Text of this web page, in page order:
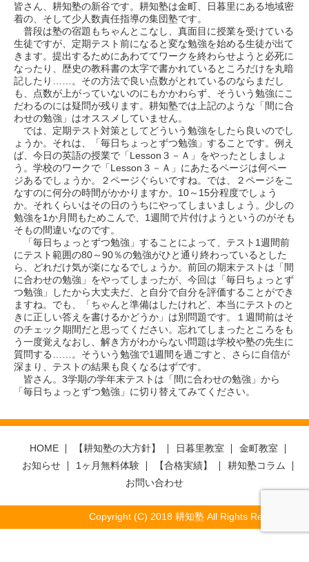
皆さん、耕知塾の新谷です。耕知塾は金町、日暮里にある地域密
着の、そして少人数責任指導の集団塾です。
普段は塾の宿題もちゃんとこなし、真面目に授業を受けている
生徒ですが、定期テスト前になると変な勉強を始める生徒が出て
きます。提出するためにあわててワークを終わらせようと必死に
なったり、歴史の教科書の太字で書かれているところだけを丸暗
記したり……。その方法で良い点数がとれているのならまだし
も、点数が上がっていないのにもかかわらず、そういう勉強にこ
だわるのには疑問が残ります。耕知塾では上記のような「間に合
わせの勉強」はオススメしていません。
では、定期テスト対策としてどういう勉強をしたら良いのでし
ょうか。それは、「毎日ちょっとずつ勉強」することです。例え
ば、今日の英語の授業で「Lesson３－Ａ」をやったとしましょ
う。学校のワークで「Lesson３－Ａ」にあたるページは何ペー
ジあるでしょうか。２ページぐらいですね。では、２ページをこ
なすのに何分の時間がかかりますか。10～15分程度でしょう
か。それくらいはその日のうちにやってしまいましょう。少しの
勉強を1か月間もためこんで、1週間で片付けようというのがそも
そもの間違いなのです。
「毎日ちょっとずつ勉強」することによって、テスト1週間前
にテスト範囲の80～90％の勉強がひと通り終わっているとした
ら、どれだけ気が楽になるでしょうか。前回の期末テストは「間
に合わせの勉強」をやってしまったが、今回は「毎日ちょっとず
つ勉強」したから大丈夫だ、と自分で自分を評価することができ
ますね。でも、「ちゃんと準備はしたけれど、本当にテストのと
きに正しい答えを書けるかどうか」は別問題です。１週間前はそ
のチェック期間だと思ってください。忘れてしまったところをも
う一度覚えなおし、解き方がわからない問題は学校や塾の先生に
質問する……。そういう勉強で1週間を過ごすと、さらに自信が
深まり、テストの結果も良くなるはずです。
皆さん。3学期の学年末テストは「間に合わせの勉強」から
「毎日ちょっとずつ勉強」に切り替えてみてください。
HOME 【耕知塾の大方針】 日暮里教室
金町教室
お知らせ
1ヶ月無料体験 【合格実績】
耕知塾コラム
お問い合わせ
Copyright (C) 2018 耕知塾 All Rights Reserved.